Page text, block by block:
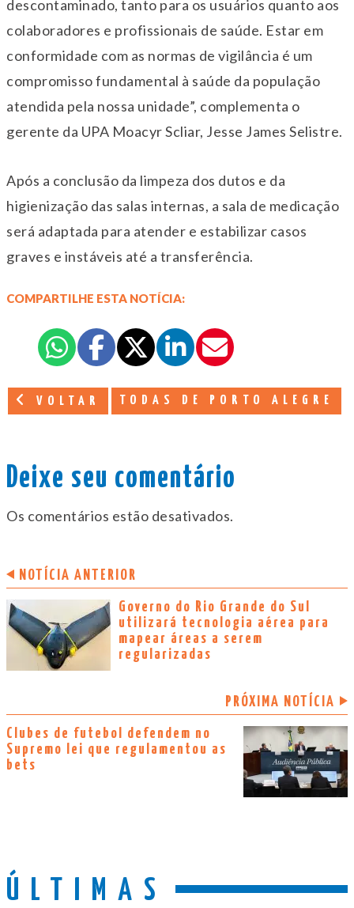
descontaminado, tanto para os usuários quanto aos
colaboradores e profissionais de saúde. Estar em
conformidade com as normas de vigilância é um
compromisso fundamental à saúde da população
atendida pela nossa unidade”, complementa o
gerente da UPA Moacyr Scliar, Jesse James Selistre.
Após a conclusão da limpeza dos dutos e da
higienização das salas internas, a sala de medicação
será adaptada para atender e estabilizar casos
graves e instáveis até a transferência.
COMPARTILHE ESTA NOTÍCIA:
VOLTAR TODAS DE PORTO ALEGRE
Deixe seu comentário
Os comentários estão desativados.
NOTÍCIA ANTERIOR
Governo do Rio Grande do Sul
utilizará tecnologia aérea para
mapear áreas a serem
regularizadas
PRÓXIMA NOTÍCIA
Clubes de futebol defendem no
Supremo lei que regulamentou as
bets
ÚLTIMAS